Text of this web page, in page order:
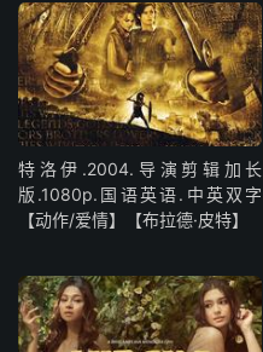
特洛伊.2004.导演剪辑加长
版.1080p.国语英语.中英双字
【动作/爱情】【布拉德·皮特】